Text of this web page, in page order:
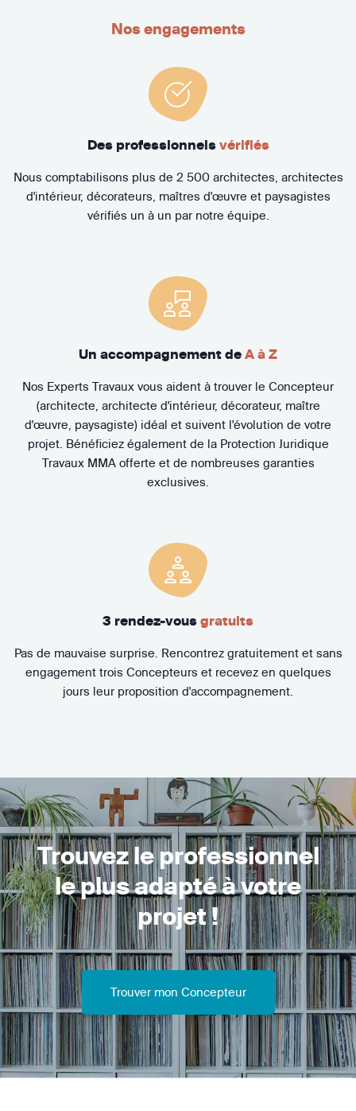
Nos engagements
Des professionnels vérifiés
Nous comptabilisons plus de 2 500 architectes, architectes
d'intérieur, décorateurs, maîtres d'œuvre et paysagistes
vérifiés un à un par notre équipe.
Un accompagnement de A à Z
Nos Experts Travaux vous aident à trouver le Concepteur
(architecte, architecte d'intérieur, décorateur, maître
d'œuvre, paysagiste) idéal et suivent l'évolution de votre
projet. Bénéficiez également de la Protection Juridique
Travaux MMA offerte et de nombreuses garanties
exclusives.
3 rendez-vous gratuits
Pas de mauvaise surprise. Rencontrez gratuitement et sans
engagement trois Concepteurs et recevez en quelques
jours leur proposition d'accompagnement.
Trouvez le professionnel
le plus adapté à votre
projet !
Trouver mon Concepteur